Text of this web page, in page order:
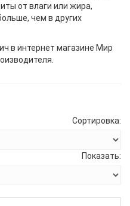
от влаги или жира,
чем в других
в интернет магазине Мир
Сортировка:
Показать: